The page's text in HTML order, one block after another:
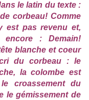
le latin du texte :
corbeau! Comme
est pas revenu et,
: Demain!
blanche et coeur
du corbeau : le
la colombe est
croassement du
le gémissement de